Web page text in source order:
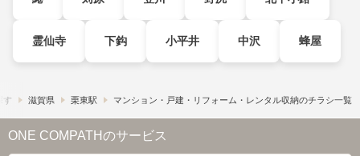
霊仙寺 下鈎 小平井 中沢 蜂屋
す 滋賀県 栗東駅 マンション・戸建・リフォーム・レンタル収納のチラシ一覧
ONE COMPATHのサービス